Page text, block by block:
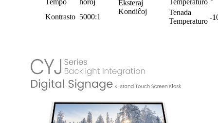
Tempo horoj
Eksteraj
Kondiĉoj
Temperaturo
Kontrasto 5000:1
Tenada
Temperaturo -